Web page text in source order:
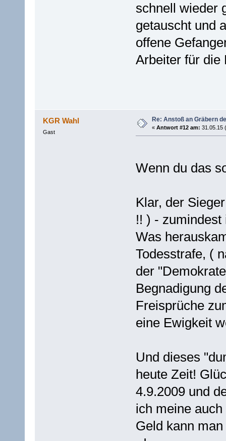
schnell wieder
getauscht und
offene
Arbeiter für die
KGR Wahl
Gast
Re: Anstoß an Gräbern
« Antwort #12 am: 31.05.15
Wenn du das
Klar, der
!! ) -
Was
Todesstrafe, (
der
Begnadigung
Freisprüche
eine Ewigkeit
Und dieses
heute Zeit!
4.9.2009 und
ich meine
Geld kann